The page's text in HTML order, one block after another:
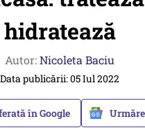
hidratează
Autor:Nicoleta Baciu
Data publicării: 05 Iul 2022
în Google